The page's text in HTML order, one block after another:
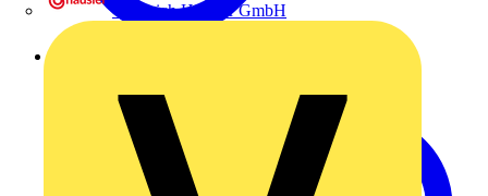
Heinrich Häusler GmbH